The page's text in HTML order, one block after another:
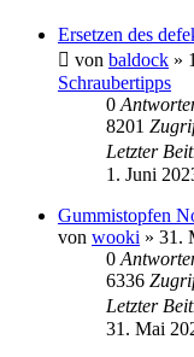
Ersetzen des
von baldock »
Schraubertipps
0
8201
Letzter
1. Juni
Gummistopfen
von wooki » 31.
0
6336
Letzter
31. Mai